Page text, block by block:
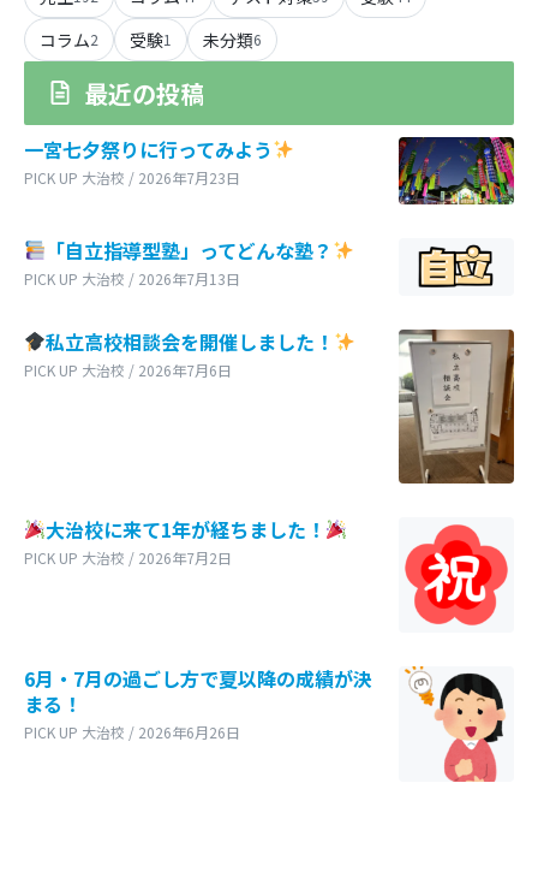
コラム2 受験1 未分類6
最近の投稿
一宮七夕祭りに行ってみよう
PICK UP 大治校 / 2026年7月23日
「自立指導型塾」ってどんな塾？
PICK UP 大治校 / 2026年7月13日
私立高校相談会を開催しました！
PICK UP 大治校 / 2026年7月6日
大治校に来て1年が経ちました！
PICK UP 大治校 / 2026年7月2日
6月・7月の過ごし方で夏以降の成績が決
まる！
PICK UP 大治校 / 2026年6月26日